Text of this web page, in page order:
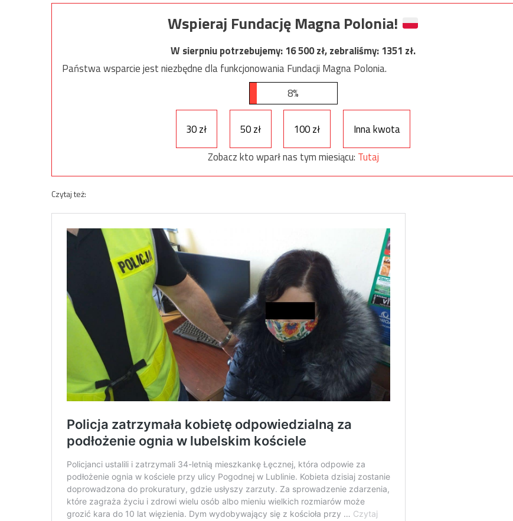
Wspieraj Fundację Magna Polonia!
W sierpniu potrzebujemy:16 500zł, zebraliśmy:1351 zł.
Państwa wsparcie jest niezbędne dla funkcjonowania Fundacji Magna Polonia.
8%
30 zł 50 zł 100 zł
Inna kwota
Zobacz kto wparł nas tym miesiącu: Tutaj
Czytaj też: